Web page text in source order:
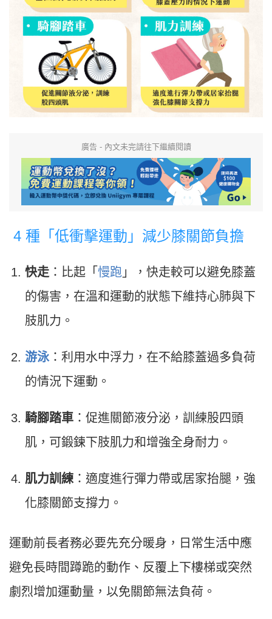
廣告 - 內文未完請往下繼續閱讀
4 種「低衝擊運動」減少膝關節負擔
快走 ：比起「 慢跑 」，快走較可以避免膝蓋
的傷害，在溫和運動的狀態下維持心肺與下
肢肌力。
游泳：利用水中浮力，在不給膝蓋過多負荷
的情況下運動。
騎腳踏車 ：促進關節液分泌，訓練股四頭
肌，可鍛鍊下肢肌力和增強全身耐力。
肌力訓練 ：適度進行彈力帶或居家抬腿，強
化膝關節支撐力。
運動前長者務必要先充分暖身，日常生活中應
避免長時間蹲跪的動作、反覆上下樓梯或突然
劇烈增加運動量，以免關節無法負荷。